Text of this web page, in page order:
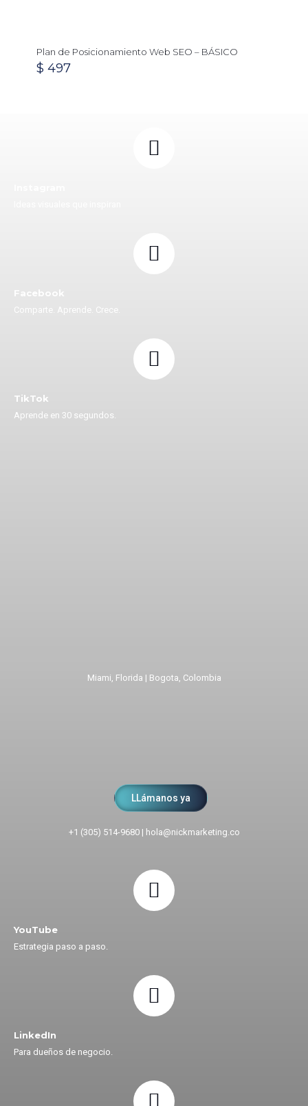
Plan de Posicionamiento Web SEO – BÁSICO
$ 497
Facebook
Comparte. Aprende. Crece.
TikTok
Aprende en 30 segundos.
Miami, Florida | Bogota, Colombia
LLámanos ya
+1 (305) 514-9680| hola@nickmarketing.co
YouTube
Estrategia paso a paso.
LinkedIn
Para dueños de negocio.